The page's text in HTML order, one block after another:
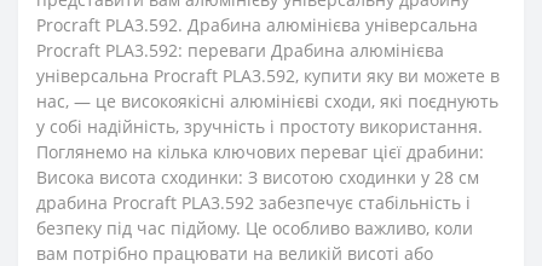
Procraft PLA3.592. Драбина алюмінієва універсальна
Procraft PLA3.592: переваги Драбина алюмінієва
універсальна Procraft PLA3.592, купити яку ви можете в
нас, — це високоякісні алюмінієві сходи, які поєднують
у собі надійність, зручність і простоту використання.
Поглянемо на кілька ключових переваг цієї драбини:
Висока висота сходинки: З висотою сходинки у 28 см
драбина Procraft PLA3.592 забезпечує стабільність і
безпеку під час підйому. Це особливо важливо, коли
вам потрібно працювати на великій висоті або